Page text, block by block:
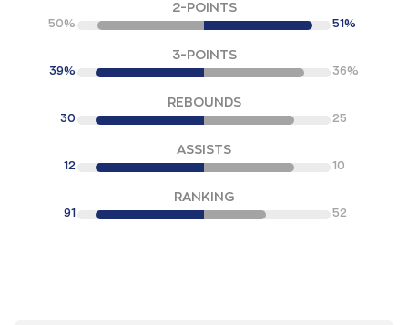
2-POINTS
50% 51%
3-POINTS
39% 36%
REBOUNDS
30 25
ASSISTS
12 10
RANKING
91 52